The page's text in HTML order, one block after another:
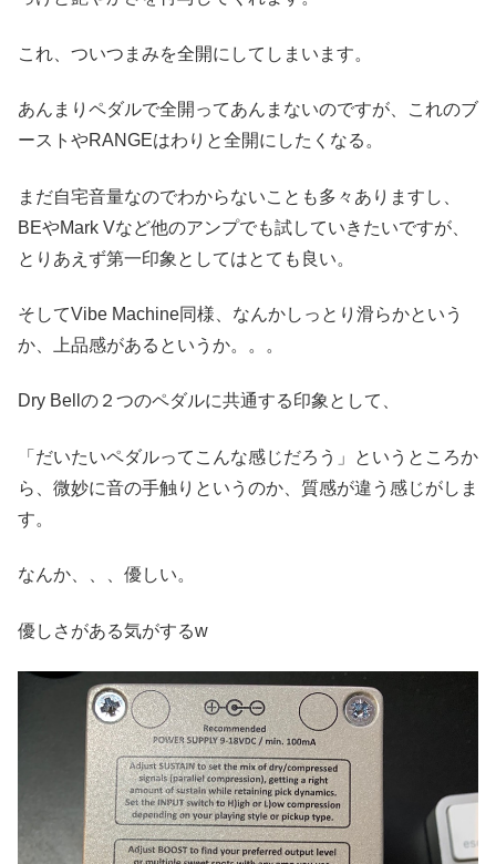
これ、ついつまみを全開にしてしまいます。
あんまりペダルで全開ってあんまないのですが、これのブ
ーストやRANGEはわりと全開にしたくなる。
まだ自宅音量なのでわからないことも多々ありますし、
BEやMark Vなど他のアンプでも試していきたいですが、
とりあえず第一印象としてはとても良い。
そしてVibe Machine同様、なんかしっとり滑らかという
か、上品感があるというか。。。
Dry Bellの２つのペダルに共通する印象として、
「だいたいペダルってこんな感じだろう」というところか
ら、微妙に音の手触りというのか、質感が違う感じがしま
す。
なんか、、、優しい。
優しさがある気がするw